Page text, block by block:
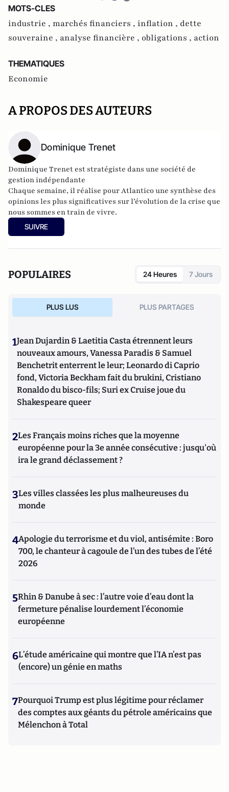
MOTS-CLES
industrie , marchés financiers , inflation , dette
souveraine , analyse financière , obligations , action
THEMATIQUES
Economie
A PROPOS DES AUTEURS
Dominique Trenet
Dominique Trenet est stratégiste dans une société de
gestion indépendante
Chaque semaine, il réalise pour Atlantico une synthèse des
opinions les plus significatives sur l’évolution de la crise que
nous sommes en train de vivre.
SUIVRE
POPULAIRES 24 Heures 7 Jours
PLUS LUS PLUS PARTAGES
1Jean Dujardin & Laetitia Casta étrennent leurs
nouveaux amours, Vanessa Paradis & Samuel
Benchetrit enterrent le leur; Leonardo di Caprio
fond, Victoria Beckham fait du brukini, Cristiano
Ronaldo du bisco-fils; Suri ex Cruise joue du
Shakespeare queer
2Les Français moins riches que la moyenne
européenne pour la 3e année consécutive : jusqu'où
ira le grand déclassement ?
3Les villes classées les plus malheureuses du
monde
4Apologie du terrorisme et du viol, antisémite : Boro
700, le chanteur à cagoule de l’un des tubes de l’été
2026
5Rhin & Danube à sec : l’autre voie d’eau dont la
fermeture pénalise lourdement l’économie
européenne
6L’étude américaine qui montre que l’IA n’est pas
(encore) un génie en maths
7Pourquoi Trump est plus légitime pour réclamer
des comptes aux géants du pétrole américains que
Mélenchon à Total